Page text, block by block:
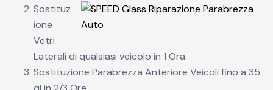
Sostituz
ione
Vetri
Laterali di qualsiasi veicolo in 1 Ora
Sostituzione Parabrezza Anteriore Veicoli fino a 35